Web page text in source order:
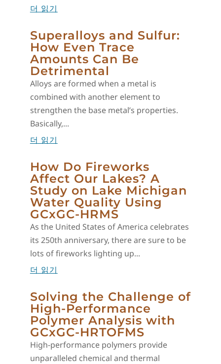
더 읽기
Superalloys and Sulfur:
How Even Trace
Amounts Can Be
Detrimental
Alloys are formed when a metal is
combined with another element to
strengthen the base metal’s properties.
Basically,...
더 읽기
How Do Fireworks
Affect Our Lakes? A
Study on Lake Michigan
Water Quality Using
GCxGC-HRMS
As the United States of America celebrates
its 250th anniversary, there are sure to be
lots of fireworks lighting up...
더 읽기
Solving the Challenge of
High-Performance
Polymer Analysis with
GCxGC-HRTOFMS
High-performance polymers provide
unparalleled chemical and thermal